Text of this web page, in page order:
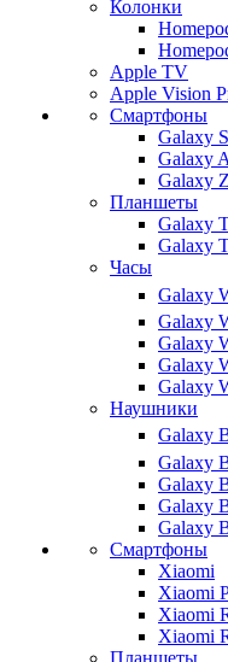
Колонки
Apple TV
Apple Vision
Смартфоны
Galaxy S
Galaxy A
Galaxy Z
Планшеты
Galaxy
Galaxy
Часы
Galaxy
Galaxy
Galaxy
Galaxy
Galaxy
Наушники
Galaxy
Galaxy
Galaxy
Galaxy
Galaxy
Смартфоны
Xiaomi
Xiaomi
Xiaomi
Xiaomi
Планшеты